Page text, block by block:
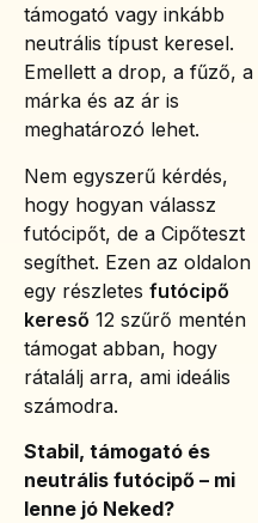
támogató vagy inkább
neutrális típust keresel.
Emellett a drop, a fűző, a
márka és az ár is
meghatározó lehet.
Nem egyszerű kérdés,
hogy hogyan válassz
futócipőt, de a Cipőteszt
segíthet. Ezen az oldalon
egy részletes futócipő
kereső 12 szűrő mentén
támogat abban, hogy
rátalálj arra, ami ideális
számodra.
Stabil, támogató és
neutrális futócipő – mi
lenne jó Neked?